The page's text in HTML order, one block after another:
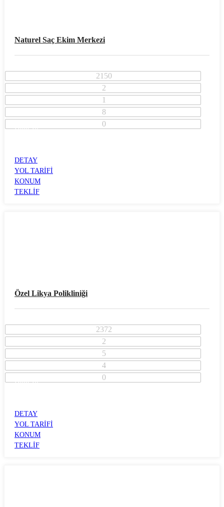
Naturel Saç Ekim Merkezi
2150
2
1
8
0
İzmir İli
DETAY
YOL TARİFİ
KONUM
TEKLİF
Özel Likya Polikliniği
2372
2
5
4
0
İzmir İli
DETAY
YOL TARİFİ
KONUM
TEKLİF